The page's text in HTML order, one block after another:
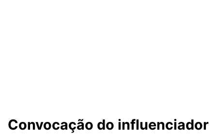
Convocação do influenciador